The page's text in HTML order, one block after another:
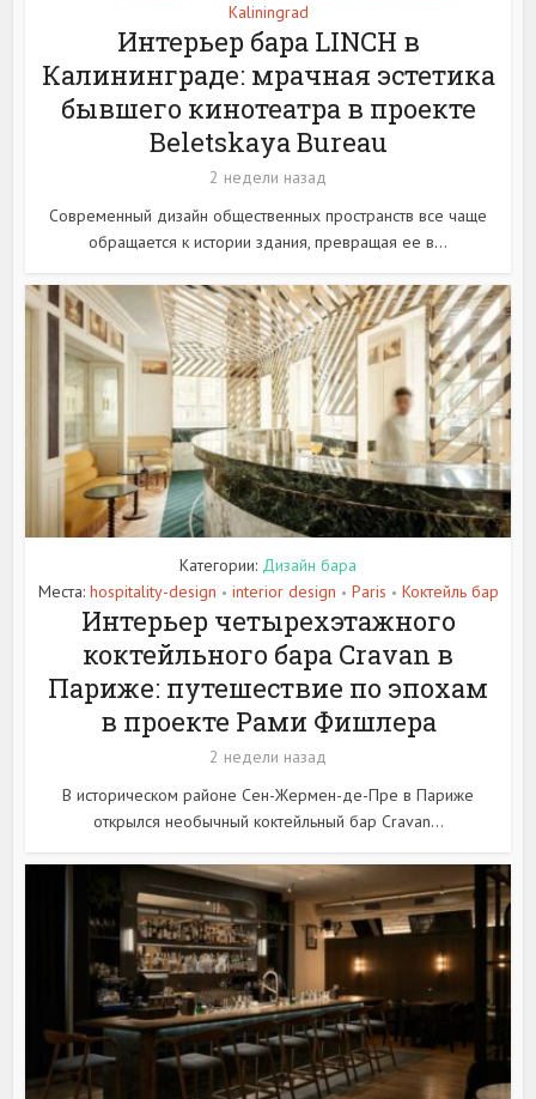
Kaliningrad
Интерьер бара LINCH в
Калининграде: мрачная эстетика
бывшего кинотеатра в проекте
Beletskaya Bureau
2 недели назад
Современный дизайн общественных пространств все чаще
обращается к истории здания, превращая ее в...
Категории: Дизайн бара
Места: hospitality-design • interior design • Paris • Коктейль бар
Интерьер четырехэтажного
коктейльного бара Cravan в
Париже: путешествие по эпохам
в проекте Рами Фишлера
2 недели назад
В историческом районе Сен-Жермен-де-Пре в Париже
открылся необычный коктейльный бар Cravan...